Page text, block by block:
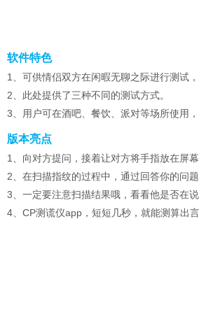
软件特色
1、可供情侣双方在闲暇无聊之际进行测试，
2、此处提供了三种不同的测试方式。
3、用户可在酒吧、餐饮、派对等场所使用
版本亮点
1、向对方提问，接着让对方将手指放在屏幕
2、在扫描指纹的过程中，通过回答你的问
3、一定要注意扫描结果哦，看看他是否在
4、CP测谎仪app，短短几秒，就能测算出言